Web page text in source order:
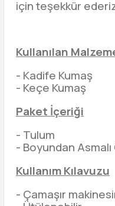
için teşekkür
Kullanılan
- Kadife Kumaş
- Keçe Kumaş
Paket İçeriği
- Tulum
- Boyundan
Kullanım Kılavuzu
- Çamaşır